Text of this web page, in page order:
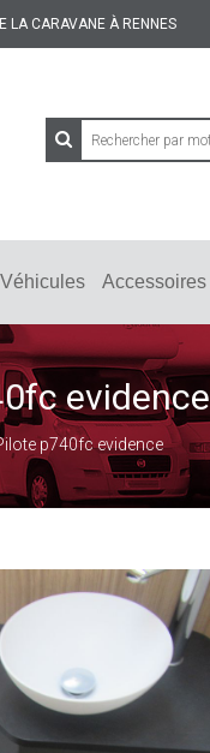
LA CARAVANE À RENNES
Accessoires
evidence
p740fc evidence